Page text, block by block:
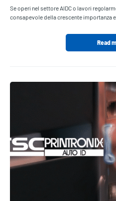
Se operi nel settore AIDC o lavori
consapevole della crescente importanza
Read